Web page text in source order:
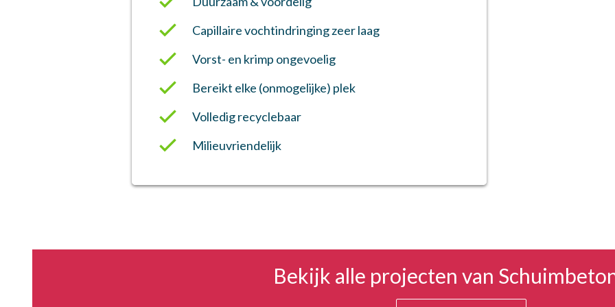
Capillaire vochtindringing zeer laag
Vorst- en krimp ongevoelig
Bereikt elke (onmogelijke) plek
Volledig recyclebaar
Milieuvriendelijk
Bekijk alle projecten van